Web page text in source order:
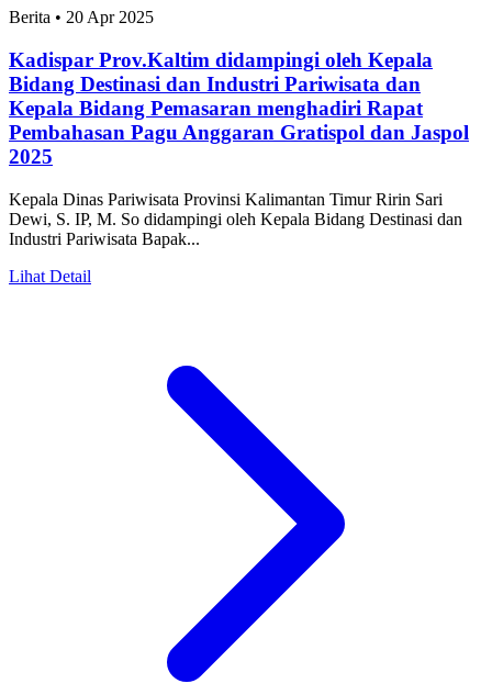
Berita • 20 Apr 2025
Kadispar Prov.Kaltim didampingi oleh Kepala
Bidang Destinasi dan Industri Pariwisata dan
Kepala Bidang Pemasaran menghadiri Rapat
Pembahasan Pagu Anggaran Gratispol dan Jaspol
2025
Kepala Dinas Pariwisata Provinsi Kalimantan Timur Ririn Sari
Dewi, S. IP, M. So didampingi oleh Kepala Bidang Destinasi dan
Industri Pariwisata Bapak...
Lihat Detail